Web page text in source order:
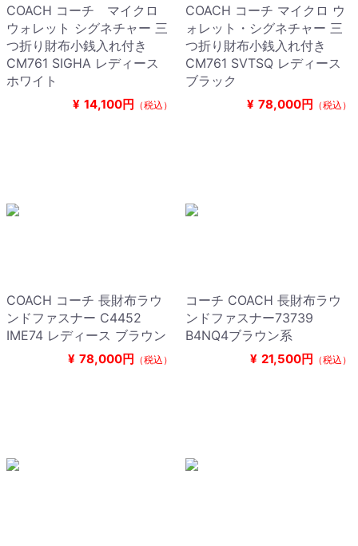
COACH コーチ マイクロ
ウォレット シグネチャー 三
つ折り財布小銭入れ付き
CM761 SIGHA レディース
ホワイト
¥ 14,100円 （税込）
COACH コーチ マイクロ ウ
ォレット・シグネチャー 三
つ折り財布小銭入れ付き
CM761 SVTSQ レディース
ブラック
¥ 78,000円 （税込）
COACH コーチ 長財布ラウ
ンドファスナー C4452
IME74 レディース ブラウン
¥ 78,000円 （税込）
コーチ COACH 長財布ラウ
ンドファスナー73739
B4NQ4ブラウン系
¥ 21,500円 （税込）